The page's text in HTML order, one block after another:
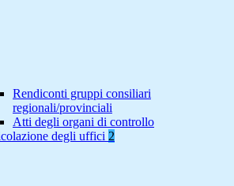
Rendiconti gruppi consiliari
regionali/provinciali
Atti degli organi di controllo
degli uffici 2